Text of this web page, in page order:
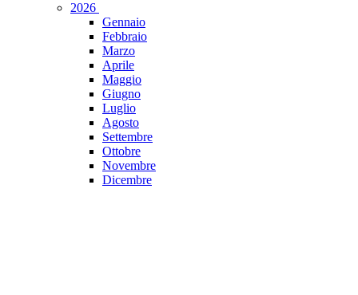
2026
Gennaio
Febbraio
Marzo
Aprile
Maggio
Giugno
Luglio
Agosto
Settembre
Ottobre
Novembre
Dicembre